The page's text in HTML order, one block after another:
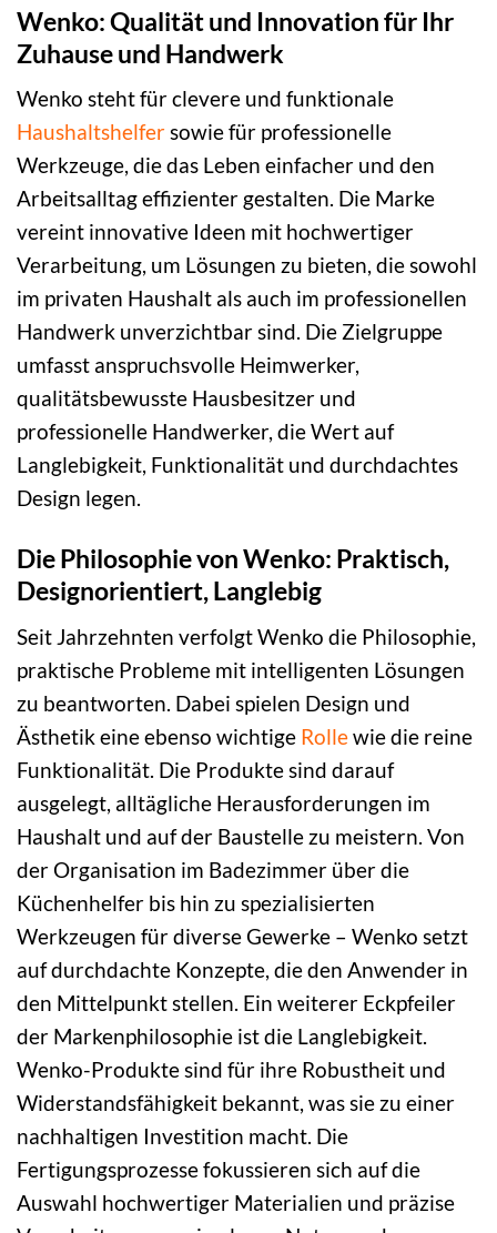
Wenko: Qualität und Innovation für Ihr
Zuhause und Handwerk
Wenko steht für clevere und funktionale
Haushaltshelfersowie für professionelle
Werkzeuge, die das Leben einfacher und den
Arbeitsalltag effizienter gestalten. Die Marke
vereint innovative Ideen mit hochwertiger
Verarbeitung, um Lösungen zu bieten, die sowohl
im privaten Haushalt als auch im professionellen
Handwerk unverzichtbar sind. Die Zielgruppe
umfasst anspruchsvolle Heimwerker,
qualitätsbewusste Hausbesitzer und
professionelle Handwerker, die Wert auf
Langlebigkeit, Funktionalität und durchdachtes
Design legen.
Die Philosophie von Wenko: Praktisch,
Designorientiert, Langlebig
Seit Jahrzehnten verfolgt Wenko die Philosophie,
praktische Probleme mit intelligenten Lösungen
zu beantworten. Dabei spielen Design und
Ästhetik eine ebenso wichtige Rollewie die reine
Funktionalität. Die Produkte sind darauf
ausgelegt, alltägliche Herausforderungen im
Haushalt und auf der Baustelle zu meistern. Von
der Organisation im Badezimmer über die
Küchenhelfer bis hin zu spezialisierten
Werkzeugen für diverse Gewerke – Wenko setzt
auf durchdachte Konzepte, die den Anwender in
den Mittelpunkt stellen. Ein weiterer Eckpfeiler
der Markenphilosophie ist die Langlebigkeit.
Wenko-Produkte sind für ihre Robustheit und
Widerstandsfähigkeit bekannt, was sie zu einer
nachhaltigen Investition macht. Die
Fertigungsprozesse fokussieren sich auf die
Auswahl hochwertiger Materialien und präzise